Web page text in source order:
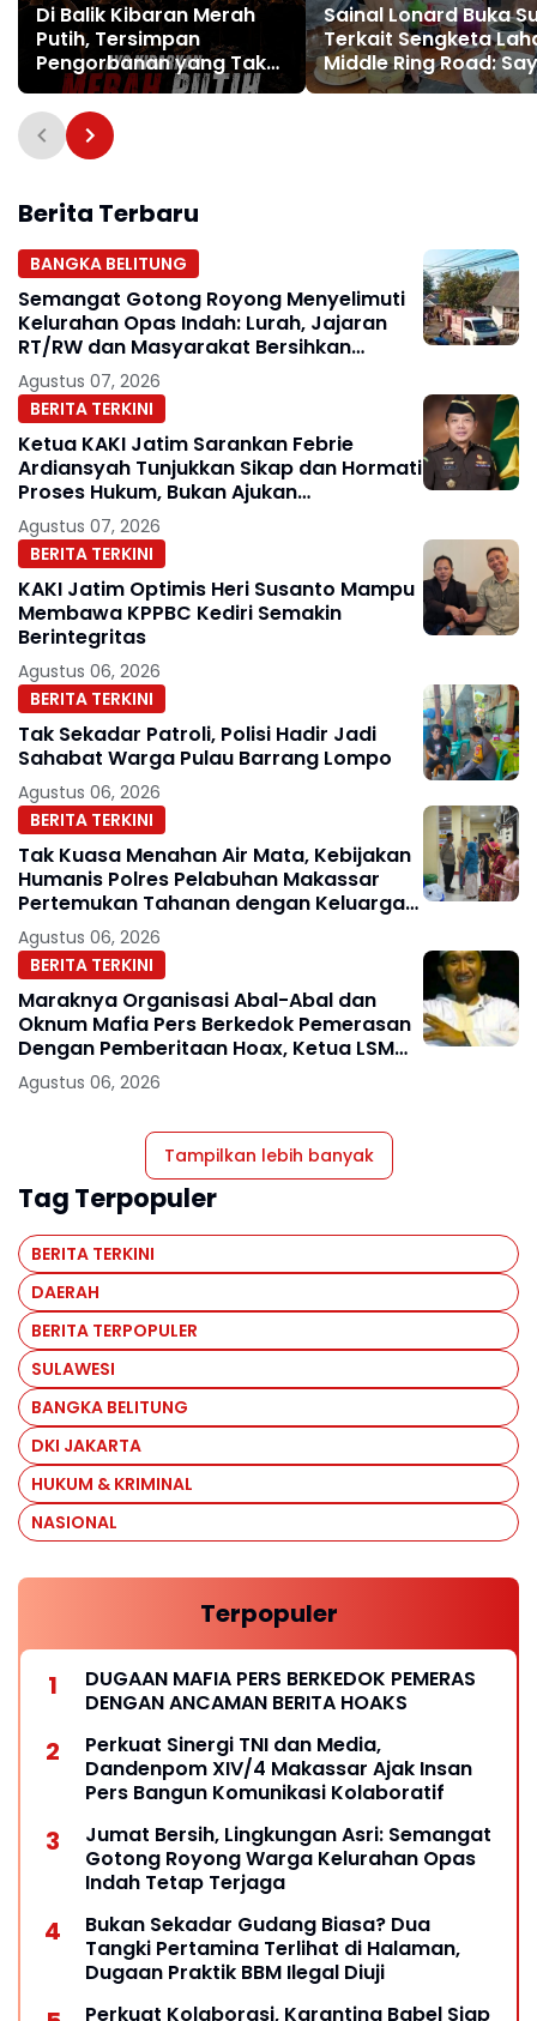
Di Balik Kibaran Merah
Putih, Tersimpan
Pengorbanan yang Tak
Boleh Dilupakan
Sainal Lonard Buka
Terkait Sengketa
Middle Ring Road:
Pembeli Pertama,
Berita Terbaru
BANGKA BELITUNG
Semangat Gotong Royong Menyelimuti
Kelurahan Opas Indah: Lurah, Jajaran
RT/RW dan Masyarakat Bersihkan
Lingkungan
Agustus 07, 2026
BERITA TERKINI
Ketua KAKI Jatim Sarankan Febrie
Ardiansyah Tunjukkan Sikap dan Hormati
Proses Hukum, Bukan Ajukan
Praperadilan
Agustus 07, 2026
BERITA TERKINI
KAKI Jatim Optimis Heri Susanto Mampu
Membawa KPPBC Kediri Semakin
Berintegritas
Agustus 06, 2026
BERITA TERKINI
Tak Sekadar Patroli, Polisi Hadir Jadi
Sahabat Warga Pulau Barrang Lompo
Agustus 06, 2026
BERITA TERKINI
Tak Kuasa Menahan Air Mata, Kebijakan
Humanis Polres Pelabuhan Makassar
Pertemukan Tahanan dengan Keluarga
di Hari Pernikahan
Agustus 06, 2026
BERITA TERKINI
Maraknya Organisasi Abal-Abal dan
Oknum Mafia Pers Berkedok Pemerasan
Dengan Pemberitaan Hoax, Ketua LSM
Forum Rakyat Bersatu Minta Aparat
Bertindak
Agustus 06, 2026
Tampilkan lebih banyak
Tag Terpopuler
BERITA TERKINI
DAERAH
BERITA TERPOPULER
SULAWESI
BANGKA BELITUNG
DKI JAKARTA
HUKUM & KRIMINAL
NASIONAL
Terpopuler
DUGAAN MAFIA PERS BERKEDOK PEMERAS
DENGAN ANCAMAN BERITA HOAKS
Perkuat Sinergi TNI dan Media,
Dandenpom XIV/4 Makassar Ajak Insan
Pers Bangun Komunikasi Kolaboratif
Jumat Bersih, Lingkungan Asri: Semangat
Gotong Royong Warga Kelurahan Opas
Indah Tetap Terjaga
Bukan Sekadar Gudang Biasa? Dua
Tangki Pertamina Terlihat di Halaman,
Dugaan Praktik BBM Ilegal Diuji
Perkuat Kolaborasi, Karantina Babel Siap